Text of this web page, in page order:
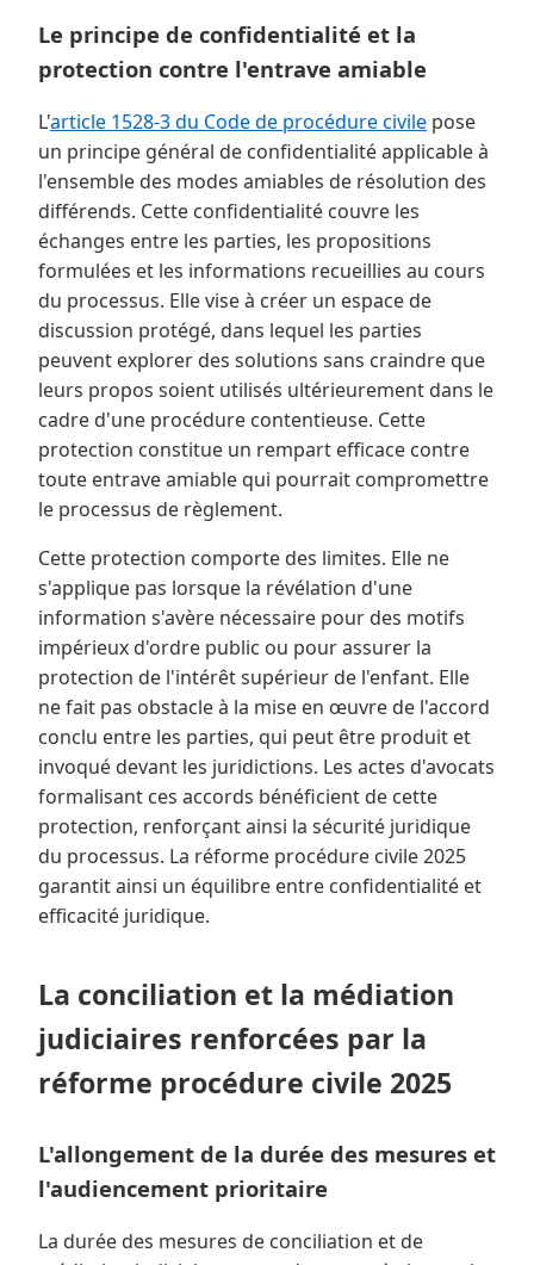
Le principe de confidentialité et la
protection contre l'entrave amiable
L'article 1528-3 du Code de procédure civile pose
un principe général de confidentialité applicable à
l'ensemble des modes amiables de résolution des
différends. Cette confidentialité couvre les
échanges entre les parties, les propositions
formulées et les informations recueillies au cours
du processus. Elle vise à créer un espace de
discussion protégé, dans lequel les parties
peuvent explorer des solutions sans craindre que
leurs propos soient utilisés ultérieurement dans le
cadre d'une procédure contentieuse. Cette
protection constitue un rempart efficace contre
toute entrave amiable qui pourrait compromettre
le processus de règlement.
Cette protection comporte des limites. Elle ne
s'applique pas lorsque la révélation d'une
information s'avère nécessaire pour des motifs
impérieux d'ordre public ou pour assurer la
protection de l'intérêt supérieur de l'enfant. Elle
ne fait pas obstacle à la mise en œuvre de l'accord
conclu entre les parties, qui peut être produit et
invoqué devant les juridictions. Les actes d'avocats
formalisant ces accords bénéficient de cette
protection, renforçant ainsi la sécurité juridique
du processus. La réforme procédure civile 2025
garantit ainsi un équilibre entre confidentialité et
efficacité juridique.
La conciliation et la médiation
judiciaires renforcées par la
réforme procédure civile 2025
L'allongement de la durée des mesures et
l'audiencement prioritaire
La durée des mesures de conciliation et de